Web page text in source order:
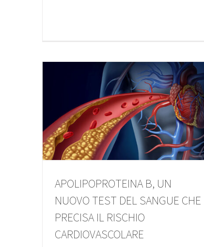
APOLIPOPROTEINA B, UN
NUOVO TEST DEL SANGUE CHE
PRECISA IL RISCHIO
CARDIOVASCOLARE